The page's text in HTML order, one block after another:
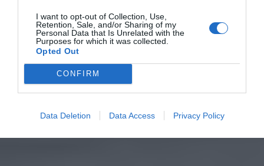
I want to opt-out of Collection, Use,
Retention, Sale, and/or Sharing of my
Personal Data that Is Unrelated with the
Purposes for which it was collected.
Opted Out
CONFIRM
Data Deletion Data Access Privacy Policy